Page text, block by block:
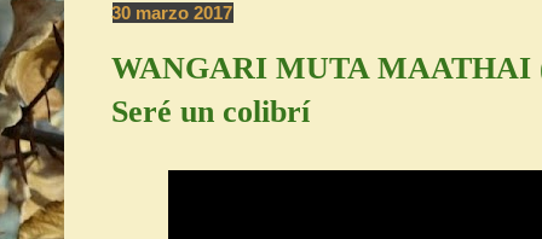
30 marzo 2017
WANGARI MUTA MAATHAI
Seré un colibrí